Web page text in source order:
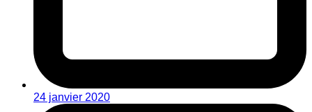
24 janvier 2020